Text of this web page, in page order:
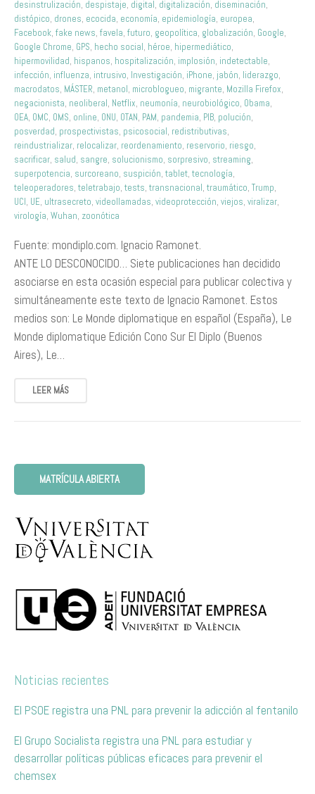
desinstrulización, despistaje, digital, digitalización, diseminación,
distópico, drones, ecocida, economía, epidemiología, europea,
Facebook, fake news, favela, futuro, geopolítica, globalización, Google,
Google Chrome, GPS, hecho social, héroe, hipermediático,
hipermovilidad, hispanos, hospitalización, implosión, indetectable,
infección, influenza, intrusivo, Investigación, iPhone, jabón, liderazgo,
macrodatos, MÁSTER, metanol, microblogueo, migrante, Mozilla Firefox,
negacionista, neoliberal, Netflix, neumonía, neurobiológico, Obama,
OEA, OMC, OMS, online, ONU, OTAN, PAM, pandemia, PIB, polución,
posverdad, prospectivistas, psicosocial, redistributivas,
reindustrializar, relocalizar, reordenamiento, reservorio, riesgo,
sacrificar, salud, sangre, solucionismo, sorpresivo, streaming,
superpotencia, surcoreano, suspición, tablet, tecnología,
teleoperadores, teletrabajo, tests, transnacional, traumático, Trump,
UCI, UE, ultrasecreto, videollamadas, videoprotección, viejos, viralizar,
virología, Wuhan, zoonótica
Fuente: mondiplo.com. Ignacio Ramonet.
ANTE LO DESCONOCIDO… Siete publicaciones han decidido
asociarse en esta ocasión especial para publicar colectiva y
simultáneamente este texto de Ignacio Ramonet. Estos
medios son: Le Monde diplomatique en español (España), Le
Monde diplomatique Edición Cono Sur El Diplo (Buenos
Aires), Le…
LEER MÁS
MATRÍCULA ABIERTA
Noticias recientes
El PSOE registra una PNL para prevenir la adicción al fentanilo
El Grupo Socialista registra una PNL para estudiar y
desarrollar políticas públicas eficaces para prevenir el
chemsex